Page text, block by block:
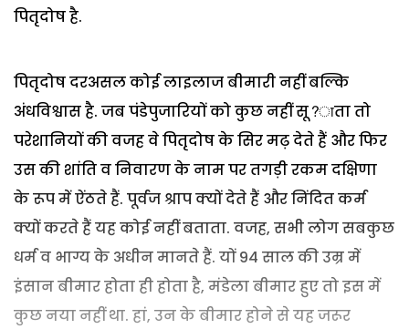
पितृदोष है.
पितृदोष दरअसल कोई लाइलाज बीमारी नहीं बल्कि
अंधविश्वास है. जब पंडेपुजारियों को कुछ नहीं सू?ाता तो
परेशानियों की वजह वे पितृदोष के सिर मढ़ देते हैं और फिर
उस की शांति व निवारण के नाम पर तगड़ी रकम दक्षिणा
के रूप में ऐंठते हैं. पूर्वज श्राप क्यों देते हैं और निंदित कर्म
क्यों करते हैं यह कोई नहीं बताता. वजह, सभी लोग सबकुछ
धर्म व भाग्य के अधीन मानते हैं. यों 94 साल की उम्र में
इंसान बीमार होता ही होता है, मंडेला बीमार हुए तो इस में
कुछ नया नहीं था. हां, उन के बीमार होने से यह जरूर